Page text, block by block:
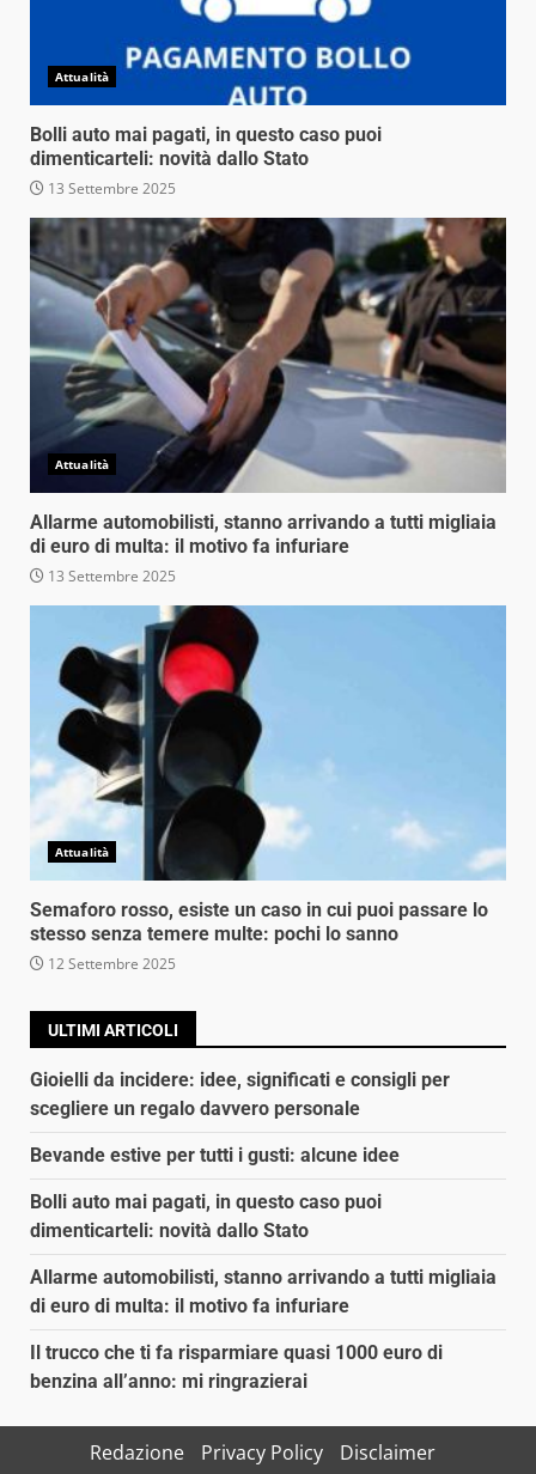
Attualità
Bolli auto mai pagati, in questo caso puoi
dimenticarteli: novità dallo Stato
13 Settembre 2025
Attualità
Allarme automobilisti, stanno arrivando a tutti migliaia
di euro di multa: il motivo fa infuriare
13 Settembre 2025
Attualità
Semaforo rosso, esiste un caso in cui puoi passare lo
stesso senza temere multe: pochi lo sanno
12 Settembre 2025
ULTIMI ARTICOLI
Gioielli da incidere: idee, significati e consigli per
scegliere un regalo davvero personale
Bevande estive per tutti i gusti: alcune idee
Bolli auto mai pagati, in questo caso puoi
dimenticarteli: novità dallo Stato
Allarme automobilisti, stanno arrivando a tutti migliaia
di euro di multa: il motivo fa infuriare
Il trucco che ti fa risparmiare quasi 1000 euro di
benzina all’anno: mi ringrazierai
Redazione Privacy Policy Disclaimer